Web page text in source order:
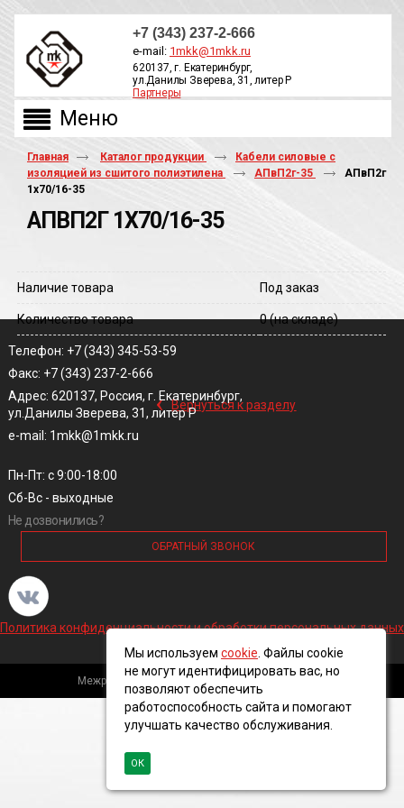
+7 (343) 237-2-666
e-mail: 1mkk@1mkk.ru
620137, г. Екатеринбург,
ул.Данилы Зверева, 31, литер Р
Партнеры
Главная Каталог продукции
Кабели силовые с
изоляцией из сшитого полиэтилена
АПвП2г-35
АПвП2г
1х70/16-35
АПВП2Г 1Х70/16-35
Наличие товара Под заказ
Количество товара 0(на складе)
‹ Вернуться к разделу
Телефон: +7 (343) 345-53-59
Факс: +7 (343) 237-2-666
Адрес: 620137, Россия, г. Екатеринбург,
ул.Данилы Зверева, 31, литер Р
e-mail: 1mkk@1mkk.ru
Пн-Пт: с 9:00-18:00
Сб-Вс - выходные
Не дозвонились?
ОБРАТНЫЙ ЗВОНОК
Политика конфиденциальности и обработки персональных данных
Межрегиональная кабельная компания, 2016 ©
Мы используем cookie . Файлы cookie
не могут идентифицировать вас, но
позволяют обеспечить
работоспособность сайта и помогают
улучшать качество обслуживания.
ОК